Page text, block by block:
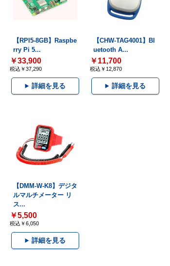
【RPI5-8GB】Raspbe
rry Pi 5...
￥33,900
税込￥37,290
詳細を見る
【CHW-TAG4001】Bl
uetooth A...
￥11,700
税込￥12,870
詳細を見る
【DMM-W-K8】デジタ
ルマルチメーター リ
ス...
￥5,500
税込￥6,050
詳細を見る